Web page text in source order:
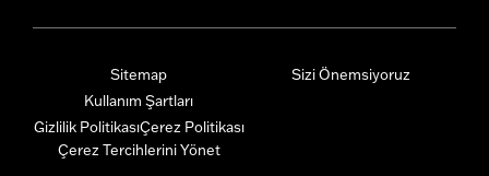
Sitemap
Kullanım Şartları
Gizlilik PolitikasıÇerez Politikası
Çerez Tercihlerini Yönet
Sizi Önemsiyoruz